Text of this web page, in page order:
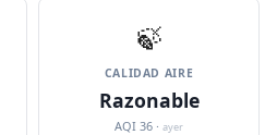
🍃
CALIDAD AIRE
Razonable
AQI 36 · ayer